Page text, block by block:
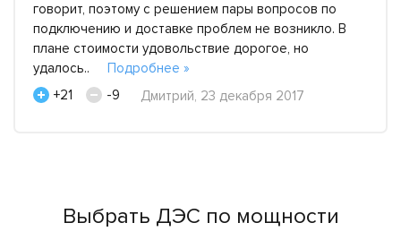
говорит, поэтому с решением пары вопросов по
подключению и доставке проблем не возникло. В
плане стоимости удовольствие дорогое, но
удалось.. Подробнее »
+21
-9 Дмитрий, 23 декабря 2017
Выбрать ДЭС по мощности